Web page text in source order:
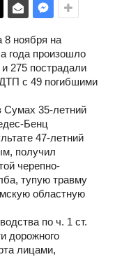
8 ноября на
года произошло
275 пострадали
с 49 погибшими
Сумах 35-летний
Бенц
47-летний
получил
черепно-
тупую травму
областную
по ч. 1 ст.
дорожного
лицами,